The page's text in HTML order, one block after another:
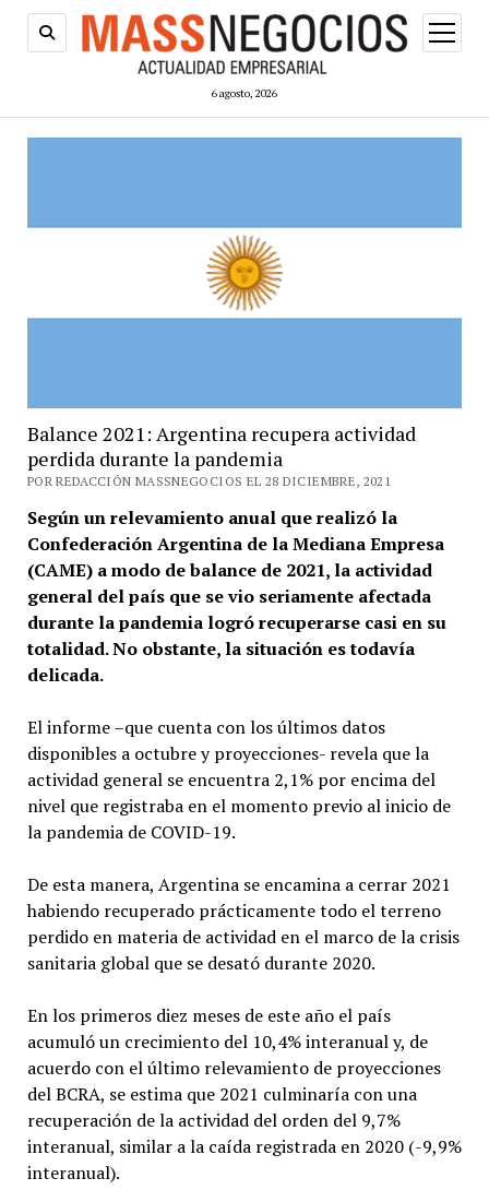
6 agosto, 2026
abrir
menú
Balance 2021: Argentina recupera actividad
perdida durante la pandemia
POR REDACCIÓN MASSNEGOCIOS EL 28 DICIEMBRE, 2021
Según un relevamiento anual que realizó la
Confederación Argentina de la Mediana Empresa
(CAME) a modo de balance de 2021, la actividad
general del país que se vio seriamente afectada
durante la pandemia logró recuperarse casi en su
totalidad. No obstante, la situación es todavía
delicada.
El informe –que cuenta con los últimos datos
disponibles a octubre y proyecciones- revela que la
actividad general se encuentra 2,1% por encima del
nivel que registraba en el momento previo al inicio de
la pandemia de COVID-19.
De esta manera, Argentina se encamina a cerrar 2021
habiendo recuperado prácticamente todo el terreno
perdido en materia de actividad en el marco de la crisis
sanitaria global que se desató durante 2020.
En los primeros diez meses de este año el país
acumuló un crecimiento del 10,4% interanual y, de
acuerdo con el último relevamiento de proyecciones
del BCRA, se estima que 2021 culminaría con una
recuperación de la actividad del orden del 9,7%
interanual, similar a la caída registrada en 2020 (-9,9%
interanual).